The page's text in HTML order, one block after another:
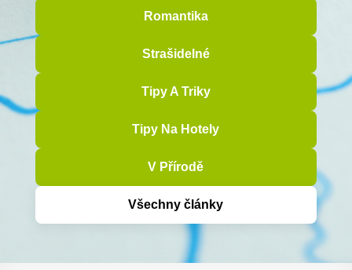
Romantika
Strašidelné
Tipy A Triky
Tipy Na Hotely
V Přírodě
Všechny články